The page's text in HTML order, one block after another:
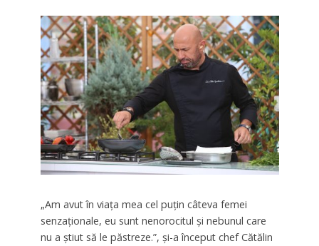
„Am avut în viața mea cel puţin câteva femei
senzaţionale, eu sunt nenorocitul și nebunul care
nu a știut să le păstreze.”, şi-a început chef Cătălin